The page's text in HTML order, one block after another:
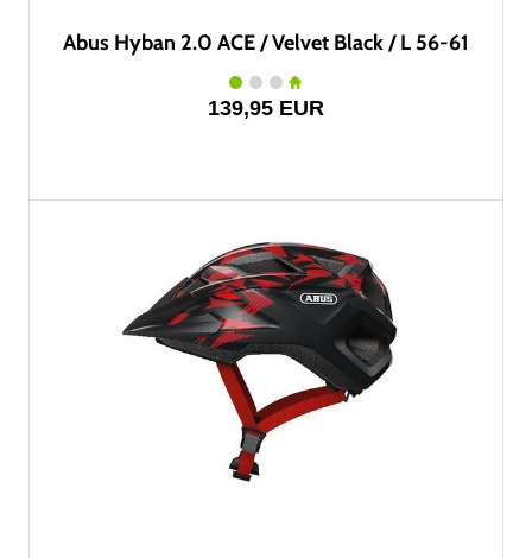
Abus Hyban 2.0 ACE / Velvet Black / L 56-61
139,95 EUR